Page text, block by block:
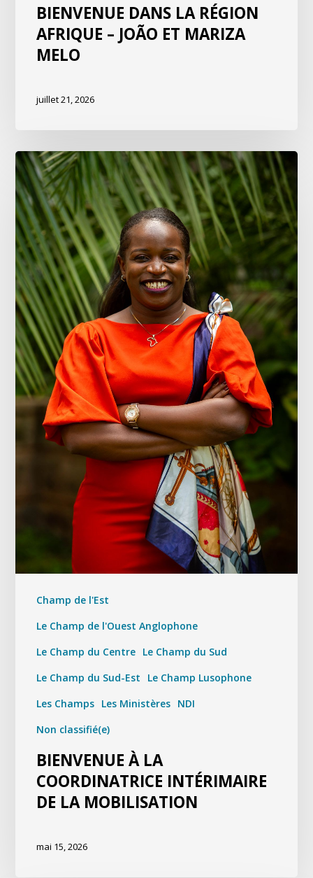
BIENVENUE DANS LA RÉGION
AFRIQUE – JOÃO ET MARIZA
MELO
juillet 21, 2026
Champ de l'Est
Le Champ de l'Ouest Anglophone
Le Champ du Centre Le Champ du Sud
Le Champ du Sud-Est
Le Champ Lusophone
Les Champs Les Ministères NDI
Non classifié(e)
BIENVENUE À LA
COORDINATRICE INTÉRIMAIRE
DE LA MOBILISATION
mai 15, 2026